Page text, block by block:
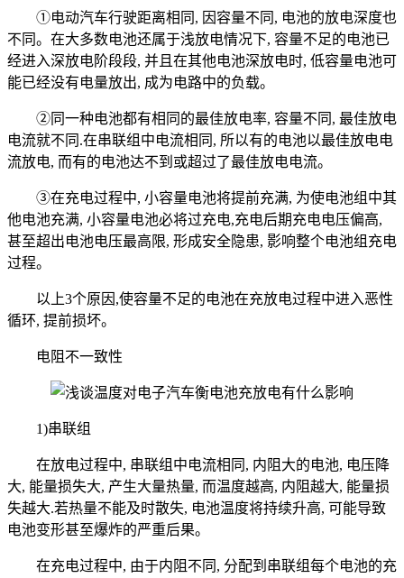
①电动汽车行驶距离相同, 因容量不同, 电池的放电深度也
不同。在大多数电池还属于浅放电情况下, 容量不足的电池已
经进入深放电阶段段, 并且在其他电池深放电时, 低容量电池可
能已经没有电量放出, 成为电路中的负载。
②同一种电池都有相同的最佳放电率, 容量不同, 最佳放电
电流就不同.在串联组中电流相同, 所以有的电池以最佳放电电
流放电, 而有的电池达不到或超过了最佳放电电流。
③在充电过程中, 小容量电池将提前充满, 为使电池组中其
他电池充满, 小容量电池必将过充电,充电后期充电电压偏高,
甚至超出电池电压最高限, 形成安全隐患, 影响整个电池组充电
过程。
以上3个原因,使容量不足的电池在充放电过程中进入恶性
循环, 提前损坏。
电阻不一致性
1)串联组
在放电过程中, 串联组中电流相同, 内阻大的电池, 电压降
大, 能量损失大, 产生大量热量, 而温度越高, 内阻越大, 能量损
失越大.若热量不能及时散失, 电池温度将持续升高, 可能导致
电池变形甚至爆炸的严重后果。
在充电过程中, 由于内阻不同, 分配到串联组每个电池的充